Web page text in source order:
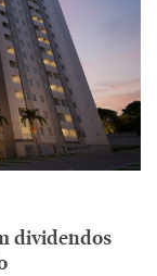
dividendos